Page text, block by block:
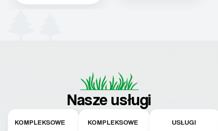
Nasze usługi
KOMPLEKSOWE
KOMPLEKSOWE
USŁUGI